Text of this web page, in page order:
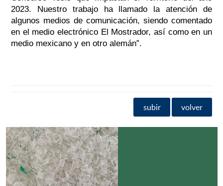
2023. Nuestro trabajo ha llamado la atención de
algunos medios de comunicación, siendo comentado
en el medio electrónico El Mostrador, así como en un
medio mexicano y en otro alemán”.
subir volver